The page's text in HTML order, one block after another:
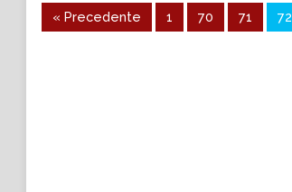
« Precedente 1 70 71 72